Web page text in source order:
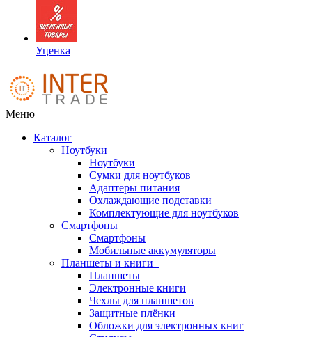
Уценка
Меню
Каталог
Ноутбуки
Ноутбуки
Сумки для ноутбуков
Адаптеры питания
Охлаждающие подставки
Комплектующие для ноутбуков
Смартфоны
Смартфоны
Мобильные аккумуляторы
Планшеты и книги
Планшеты
Электронные книги
Чехлы для планшетов
Защитные плёнки
Обложки для электронных книг